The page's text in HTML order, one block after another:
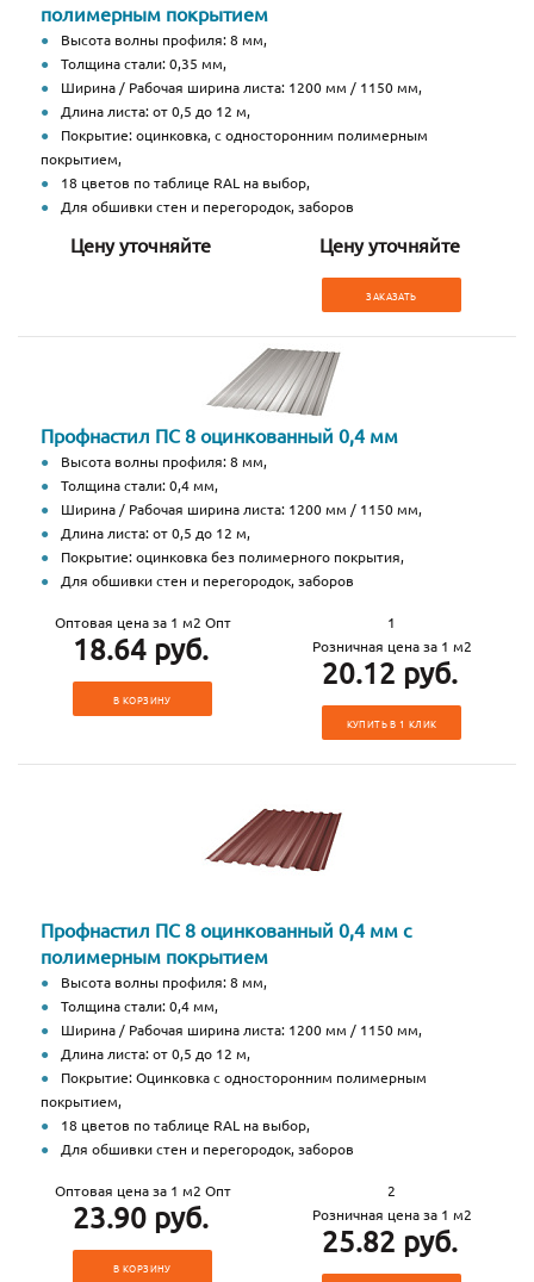
полимерным покрытием
Высота волны профиля: 8 мм,
Толщина стали: 0,35 мм,
Ширина / Рабочая ширина листа: 1200 мм / 1150 мм,
Длина листа: от 0,5 до 12 м,
Покрытие: оцинковка, с односторонним полимерным
покрытием,
18 цветов по таблице RAL на выбор,
Для обшивки стен и перегородок, заборов
Цену уточняйте Цену уточняйте
ЗАКАЗАТЬ
Профнастил ПС 8 оцинкованный 0,4 мм
Высота волны профиля: 8 мм,
Толщина стали: 0,4 мм,
Ширина / Рабочая ширина листа: 1200 мм / 1150 мм,
Длина листа: от 0,5 до 12 м,
Покрытие: оцинковка без полимерного покрытия,
Для обшивки стен и перегородок, заборов
Оптовая цена за 1 м2 Опт
18.64 руб.
В КОРЗИНУ
1
Розничная цена за 1 м2
20.12 руб.
КУПИТЬ В 1 КЛИК
Профнастил ПС 8 оцинкованный 0,4 мм с
полимерным покрытием
Высота волны профиля: 8 мм,
Толщина стали: 0,4 мм,
Ширина / Рабочая ширина листа: 1200 мм / 1150 мм,
Длина листа: от 0,5 до 12 м,
Покрытие: Оцинковка с односторонним полимерным
покрытием,
18 цветов по таблице RAL на выбор,
Для обшивки стен и перегородок, заборов
Оптовая цена за 1 м2 Опт
23.90 руб.
В КОРЗИНУ
2
Розничная цена за 1 м2
25.82 руб.